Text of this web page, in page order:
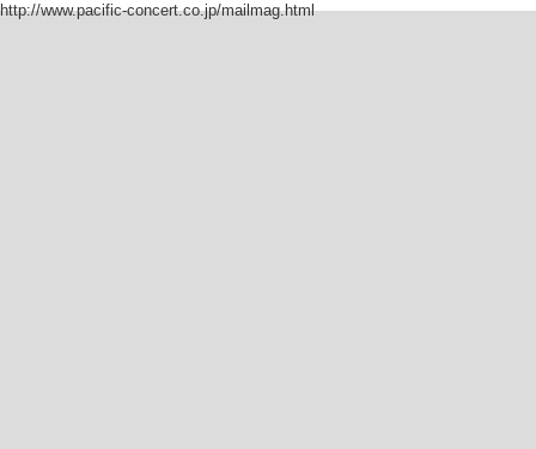
ルを開催し、ベートーヴェンのヴァイオ
http://www.pacific-concert.co.jp/mailmag.html